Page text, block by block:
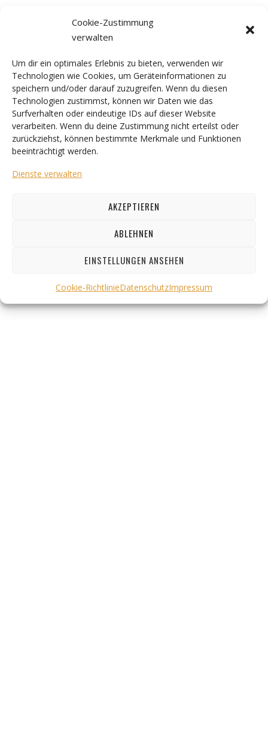
Cookie-Zustimmung
verwalten
Um dir ein optimales Erlebnis zu bieten, verwenden wir
Technologien wie Cookies, um Geräteinformationen zu
speichern und/oder darauf zuzugreifen. Wenn du diesen
Technologien zustimmst, können wir Daten wie das
Surfverhalten oder eindeutige IDs auf dieser Website
verarbeiten. Wenn du deine Zustimmung nicht erteilst oder
zurückziehst, können bestimmte Merkmale und Funktionen
beeinträchtigt werden.
Dienste verwalten
AKZEPTIEREN
ABLEHNEN
EINSTELLUNGEN ANSEHEN
Cookie-RichtlinieDatenschutzImpressum